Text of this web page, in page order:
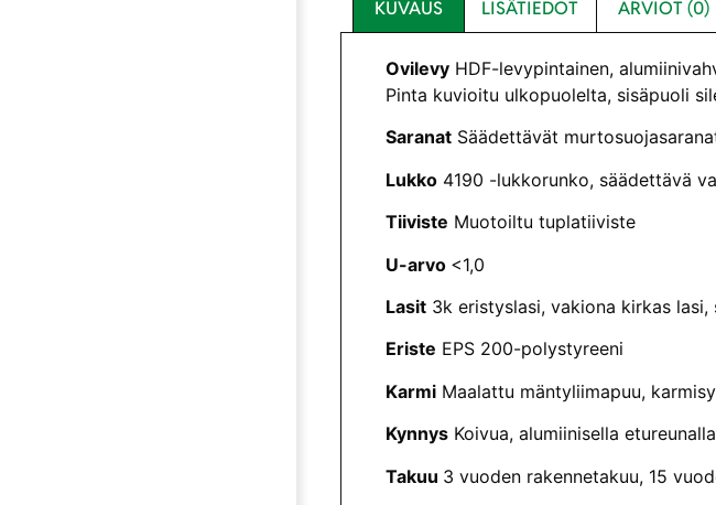
KUVAUS LISÄTIEDOT ARVIOT (0)
OvilevyHDF-levypintainen,
Pinta kuvioitu ulkopuolelta, sisäpuoli
SaranatSäädettävät
Lukko4190 -lukkorunko, säädettävä
Tiiviste Muotoiltu tuplatiiviste
U-arvo <1,0
Lasit3k eristyslasi, vakiona kirkas lasi,
Eriste EPS 200-polystyreeni
KarmiMaalattu mäntyliimapuu,
KynnysKoivua, alumiinisella
Takuu 3 vuoden rakennetakuu, 15